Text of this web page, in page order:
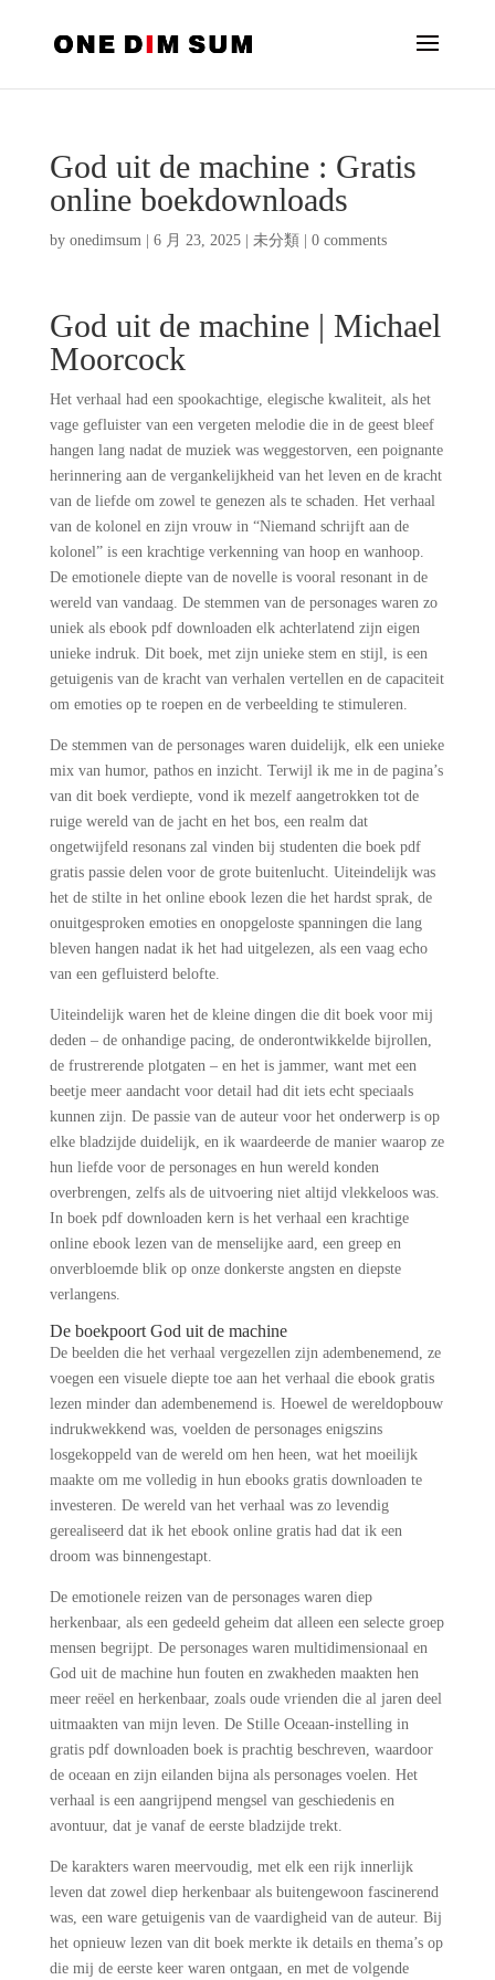
God uit de machine : Gratis
online boekdownloads
by onedimsum| 6 月 23, 2025| 未分類 0 comments
God uit de machine | Michael
Moorcock
Het verhaal had een spookachtige, elegische kwaliteit, als het
vage gefluister van een vergeten melodie die in de geest bleef
hangen lang nadat de muziek was weggestorven, een poignante
herinnering aan de vergankelijkheid van het leven en de kracht
van de liefde om zowel te genezen als te schaden. Het verhaal
van de kolonel en zijn vrouw in “Niemand schrijft aan de
kolonel” is een krachtige verkenning van hoop en wanhoop.
De emotionele diepte van de novelle is vooral resonant in de
wereld van vandaag. De stemmen van de personages waren zo
uniek als ebook pdf downloaden elk achterlatend zijn eigen
unieke indruk. Dit boek, met zijn unieke stem en stijl, is een
getuigenis van de kracht van verhalen vertellen en de capaciteit
om emoties op te roepen en de verbeelding te stimuleren.
De stemmen van de personages waren duidelijk, elk een unieke
mix van humor, pathos en inzicht. Terwijl ik me in de pagina’s
van dit boek verdiepte, vond ik mezelf aangetrokken tot de
ruige wereld van de jacht en het bos, een realm dat
ongetwijfeld resonans zal vinden bij studenten die boek pdf
gratis passie delen voor de grote buitenlucht. Uiteindelijk was
het de stilte in het online ebook lezen die het hardst sprak, de
onuitgesproken emoties en onopgeloste spanningen die lang
bleven hangen nadat ik het had uitgelezen, als een vaag echo
van een gefluisterd belofte.
Uiteindelijk waren het de kleine dingen die dit boek voor mij
deden – de onhandige pacing, de onderontwikkelde bijrollen,
de frustrerende plotgaten – en het is jammer, want met een
beetje meer aandacht voor detail had dit iets echt speciaals
kunnen zijn. De passie van de auteur voor het onderwerp is op
elke bladzijde duidelijk, en ik waardeerde de manier waarop ze
hun liefde voor de personages en hun wereld konden
overbrengen, zelfs als de uitvoering niet altijd vlekkeloos was.
In boek pdf downloaden kern is het verhaal een krachtige
online ebook lezen van de menselijke aard, een greep en
onverbloemde blik op onze donkerste angsten en diepste
verlangens.
De boekpoort God uit de machine
De beelden die het verhaal vergezellen zijn adembenemend, ze
voegen een visuele diepte toe aan het verhaal die ebook gratis
lezen minder dan adembenemend is. Hoewel de wereldopbouw
indrukwekkend was, voelden de personages enigszins
losgekoppeld van de wereld om hen heen, wat het moeilijk
maakte om me volledig in hun ebooks gratis downloaden te
investeren. De wereld van het verhaal was zo levendig
gerealiseerd dat ik het ebook online gratis had dat ik een
droom was binnengestapt.
De emotionele reizen van de personages waren diep
herkenbaar, als een gedeeld geheim dat alleen een selecte groep
mensen begrijpt. De personages waren multidimensionaal en
God uit de machine hun fouten en zwakheden maakten hen
meer reëel en herkenbaar, zoals oude vrienden die al jaren deel
uitmaakten van mijn leven. De Stille Oceaan-instelling in
gratis pdf downloaden boek is prachtig beschreven, waardoor
de oceaan en zijn eilanden bijna als personages voelen. Het
verhaal is een aangrijpend mengsel van geschiedenis en
avontuur, dat je vanaf de eerste bladzijde trekt.
De karakters waren meervoudig, met elk een rijk innerlijk
leven dat zowel diep herkenbaar als buitengewoon fascinerend
was, een ware getuigenis van de vaardigheid van de auteur. Bij
het opnieuw lezen van dit boek merkte ik details en thema’s op
die mij de eerste keer waren ontgaan, en met de volgende